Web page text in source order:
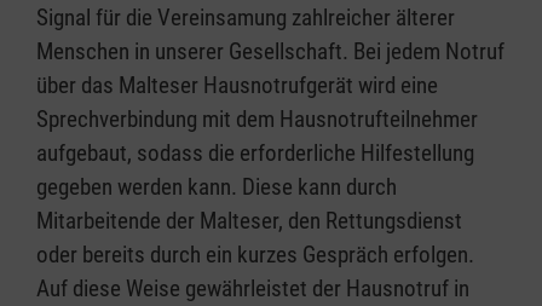
Signal für die Vereinsamung zahlreicher älterer
Menschen in unserer Gesellschaft. Bei jedem Notruf
über das Malteser Hausnotrufgerät wird eine
Sprechverbindung mit dem Hausnotrufteilnehmer
aufgebaut, sodass die erforderliche Hilfestellung
gegeben werden kann. Diese kann durch
Mitarbeitende der Malteser, den Rettungsdienst
oder bereits durch ein kurzes Gespräch erfolgen.
Auf diese Weise gewährleistet der Hausnotruf in